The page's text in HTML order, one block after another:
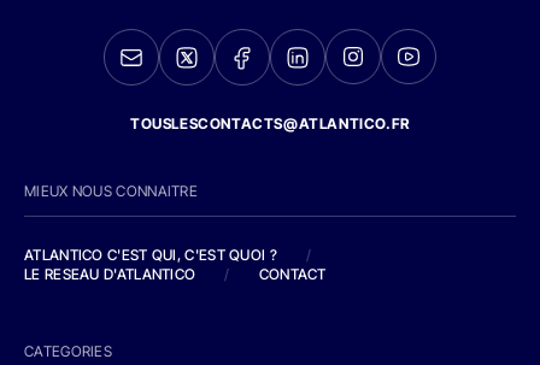
TOUSLESCONTACTS@ATLANTICO.FR
MIEUX NOUS CONNAITRE
ATLANTICO C'EST QUI, C'EST QUOI ?
/
LE RESEAU D'ATLANTICO
/ CONTACT
CATEGORIES